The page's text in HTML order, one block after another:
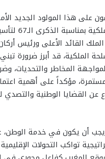
على هذا المولود الجديد
للقوات
الملك القائد الأعلى ورئيس
الملكية، قد أبرز ضرورة
المخاطر والتحديات،
مؤكداً على أهمية
عن القضايا الوطنية والتصدي
أن يكون في خدمة الوطن،
تواكب التحولات الإقليمية